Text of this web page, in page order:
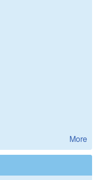
More